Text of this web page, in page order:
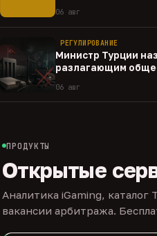
06 авг
РЕГУЛИРОВАНИЕ
Министр Турции
разлагающим
06 авг
ПРОДУКТЫ
Открытые
Аналитика iGaming,
вакансии арбитража.